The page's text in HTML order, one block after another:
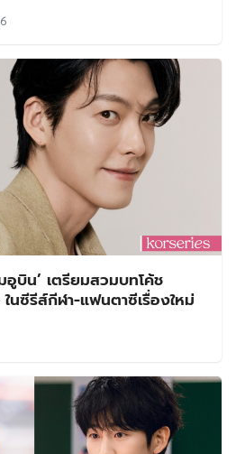
บิน’ เตรียมสวมบทโค้ช
นซีรีส์กีฬา-แฟนตาซีเรื่องใหม่